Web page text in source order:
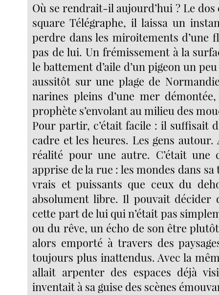
Où se rendrait-il aujourd’hui ? Le dos
square Télégraphe, il laissa un
perdre dans les miroitements d’une
pas de lui. Un frémissement à la
le battement d’aile d’un pigeon un
aussitôt sur une plage de
narines pleins d’une mer
prophète s’envolant au milieu des
Pour partir, c’était facile : il suffisait
cadre et les heures. Les gens autour.
réalité pour une autre. C’était une
apprise de la rue : les mondes dans
vrais et puissants que ceux du
absolument libre. Il pouvait décider
cette part de lui qui n’était pas
ou du rêve, un écho de son être
alors emporté à travers des
toujours plus inattendus. Avec la
allait arpenter des espaces déjà
inventait à sa guise des scènes